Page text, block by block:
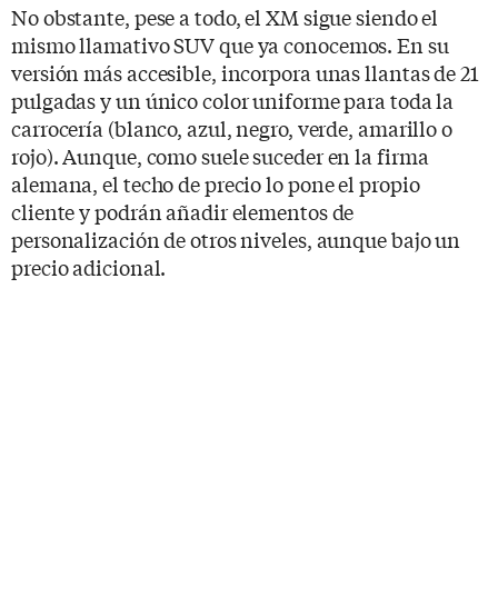
No obstante, pese a todo, el XM sigue siendo el
mismo llamativo SUV que ya conocemos. En su
versión más accesible, incorpora unas llantas de 21
pulgadas y un único color uniforme para toda la
carrocería (blanco, azul, negro, verde, amarillo o
rojo). Aunque, como suele suceder en la firma
alemana, el techo de precio lo pone el propio
cliente y podrán añadir elementos de
personalización de otros niveles, aunque bajo un
precio adicional.